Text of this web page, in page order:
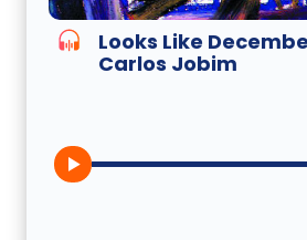
Looks Like
Carlos Jobim